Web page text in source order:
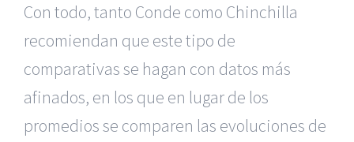
Con todo, tanto Conde como Chinchilla
recomiendan que este tipo de
comparativas se hagan con datos más
afinados, en los que en lugar de los
promedios se comparen las evoluciones de